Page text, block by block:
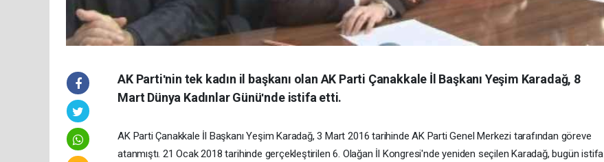
AK Partiʹnin tek kadın il başkanı olan AK Parti Çanakkale İl Başkanı Yeşim Karadağ, 8
Mart Dünya Kadınlar Günüʹnde istifa etti.
AK Parti Çanakkale İl Başkanı Yeşim Karadağ, 3 Mart 2016 tarihinde AK Parti Genel Merkezi tarafından göreve
atanmıştı. 21 Ocak 2018 tarihinde gerçekleştirilen 6. Olağan İl Kongresi'nde yeniden seçilen Karadağ, bugün istifa